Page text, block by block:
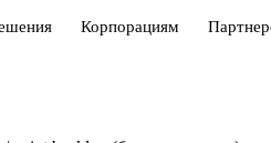
Корпорациям